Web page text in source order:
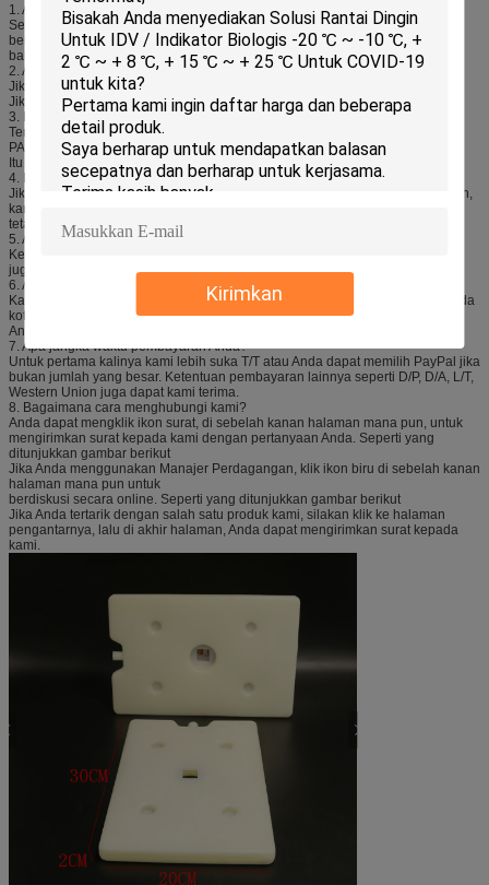
Kirimkan
1. Apakah produk Anda cukup aman untuk penyimpanan makanan?
Semua bahan kami, bahan luar HDPE, di dalam cairan SAP atau CMC, tidak
beracun. Kami memiliki laporan FAD, SGS, dan MSDS. Bahannya adalah
bahan food grade, mereka cukup aman untuk penyimpanan makanan.
2. Apa MOQ Anda?
Jika Anda dapat menerima model kami, MOQ biasanya 3000 buah.
Jika perlu membuat model baru untuk Anda, lebih baik lebih dari 5000 buah.
3. Bisakah Anda membuat warna sesuai Kode PANTONE?
Tentu, kami dapat membuat warna Anda sesuai dengan sampel atau kode
PANTONE Anda.
Itu juga tergantung pada kuantitas Anda.
4. Bisakah Anda menyediakan sampel gratis?
Jika Anda menerima model kami yang ada dan tidak memerlukan pencetakan,
kami dapat menyediakan sampel gratis untuk Anda.
tetapi biaya pengiriman dibayar oleh Anda.
5. Apa kemasan Anda?
Kemasan umum kami adalah karton. Sesuai dengan kebutuhan Anda, kami
juga dapat menyediakan cara pengepakan lainnya.
6. Apa pencetakan Anda?
Kami dapat membuat sablon sutra, cetak offset, atau menempelkan stiker pada
kotak es untuk Anda. Kami akan memilih cara pencetakan yang sesuai untuk
Anda sesuai dengan desain Anda.
7. Apa jangka waktu pembayaran Anda?
Untuk pertama kalinya kami lebih suka T/T atau Anda dapat memilih PayPal jika
bukan jumlah yang besar. Ketentuan pembayaran lainnya seperti D/P, D/A, L/T,
Western Union juga dapat kami terima.
8. Bagaimana cara menghubungi kami?
Anda dapat mengklik ikon surat, di sebelah kanan halaman mana pun, untuk
mengirimkan surat kepada kami dengan pertanyaan Anda. Seperti yang
ditunjukkan gambar berikut
Jika Anda menggunakan Manajer Perdagangan, klik ikon biru di sebelah kanan
halaman mana pun untuk
berdiskusi secara online. Seperti yang ditunjukkan gambar berikut
Jika Anda tertarik dengan salah satu produk kami, silakan klik ke halaman
pengantarnya, lalu di akhir halaman, Anda dapat mengirimkan surat kepada
kami.